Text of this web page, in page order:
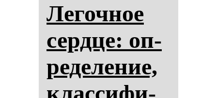
Ле­гоч­ное
сер­дце: оп­
ре­де­ле­ние,